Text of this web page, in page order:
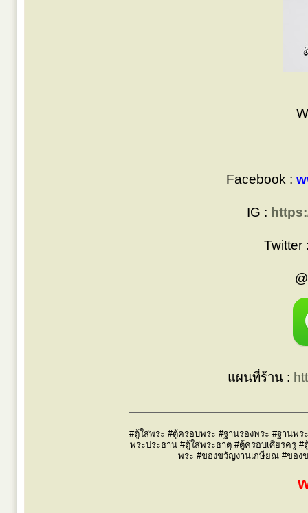
Facebook :
IG :
Twitter
แผนที่ร้าน :
#ตู้ใส่พระ #ตู้ครอบพระ #ฐานรองพระ #ฐานพ
พระประธาน #ตู้ใส่พระธาตุ #ตู้ครอบเศียรครู
พระ #ของขวัญงานเกษียณ #ของ